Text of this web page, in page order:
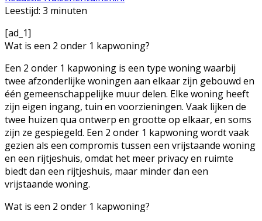
Leestijd: 3 minuten
[ad_1]
Wat is een 2 onder 1 kapwoning?
Een 2 onder 1 kapwoning is een type woning waarbij
twee afzonderlijke woningen aan elkaar zijn gebouwd en
één gemeenschappelijke muur delen. Elke woning heeft
zijn eigen ingang, tuin en voorzieningen. Vaak lijken de
twee huizen qua ontwerp en grootte op elkaar, en soms
zijn ze gespiegeld. Een 2 onder 1 kapwoning wordt vaak
gezien als een compromis tussen een vrijstaande woning
en een rijtjeshuis, omdat het meer privacy en ruimte
biedt dan een rijtjeshuis, maar minder dan een
vrijstaande woning.
Wat is een 2 onder 1 kapwoning?